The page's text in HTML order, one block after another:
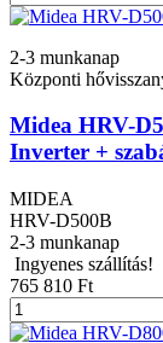
2-3 munkanap
Központi
Midea HRV-
Inverter +
MIDEA
HRV-D500B
2-3 munkanap
Ingyenes szállítás!
765 810 Ft